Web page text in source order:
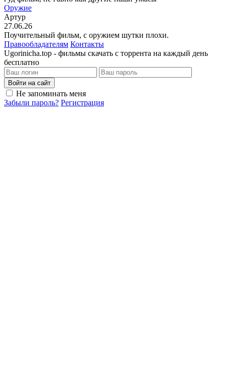
Оружие
Артур
27.06.26
Поучительный фильм, с оружием шутки плохи.
Правообладателям Контакты
Ugorinicha.top - фильмы скачать с торрента на каждый день
бесплатно
Войти на сайт
Не запоминать меня
Забыли пароль? Регистрация